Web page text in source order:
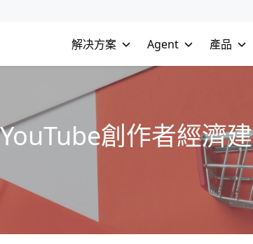
解决方案 Agent 產品
創作者經濟